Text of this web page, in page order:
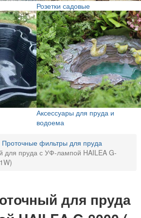
Розетки садовые
Аксессуары для пруда и
водоема
Проточные фильтры для пруда
для пруда с УФ-лампой HAILEA G-
для пруда